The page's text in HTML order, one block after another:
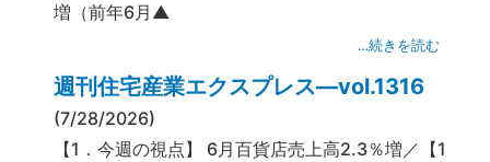
増（前年6月▲
…続きを読む
週刊住宅産業エクスプレス―vol.1316
(7/28/2026)
【1．今週の視点】 6月百貨店売上高2.3％増／【1